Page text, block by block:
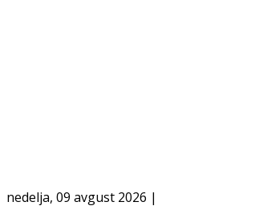
nedelja, 09 avgust 2026 |